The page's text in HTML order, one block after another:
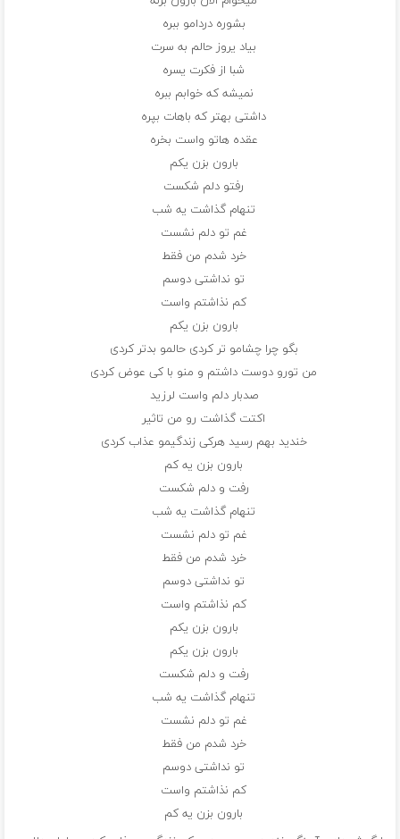
بشوره دردامو ببره
بیاد یروز حالم به سرت
شبا از فکرت یسره
نمیشه که خوابم ببره
داشتی بهتر که باهات بپره
عقده هاتو واست بخره
بارون بزن یکم
رفتو دلم شکست
تنهام گذاشت یه شب
غم تو دلم نشست
خرد شدم من فقط
تو نداشتی دوسم
کم نذاشتم واست
بارون بزن یکم
بگو چرا چشامو تر کردی حالمو بدتر کردی
من تورو دوست داشتم و منو با کی عوض کردی
صدبار دلم واست لرزید
اکتت گذاشت رو من تاثیر
خندید بهم رسید هرکی زندگیمو عذاب کردی
بارون بزن یه کم
رفت و دلم شکست
تنهام گذاشت یه شب
غم تو دلم نشست
خرد شدم من فقط
تو نداشتی دوسم
کم نذاشتم واست
بارون بزن یکم
بارون بزن یکم
رفت و دلم شکست
تنهام گذاشت یه شب
غم تو دلم نشست
خرد شدم من فقط
تو نداشتی دوسم
کم نذاشتم واست
بارون بزن یه کم